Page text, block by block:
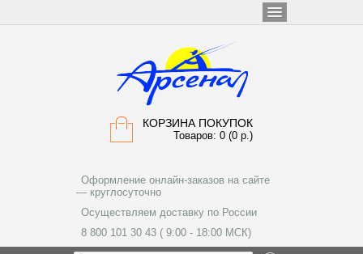
КОРЗИНА ПОКУПОК
Товаров: 0 (0 р.)
Оформление онлайн-заказов на сайте
— круглосуточно
Осуществляем доставку по России
8 800 101 30 43 ( 9:00 - 18:00 МСК)